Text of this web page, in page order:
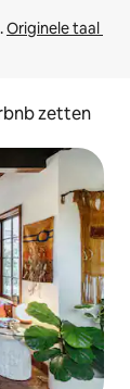
Originele taal
zetten